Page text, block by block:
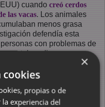
cuando creó cerdos
las vacas. Los animales
menos grasa
defendía esta
con problemas de
diversos
con un peso inferior al
al letargo, los adultos
bajo; debido al exceso de
artritis y tienen una
61).
×
cookies
propias o de
experiencia del